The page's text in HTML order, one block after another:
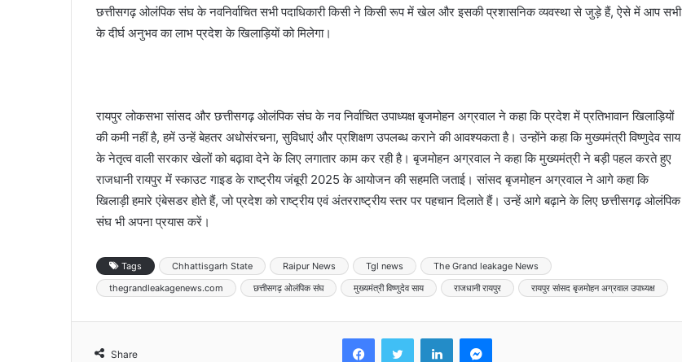
छत्तीसगढ़ ओलंपिक संघ के नवनिर्वाचित सभी पदाधिकारी किसी ने किसी रूप में खेल और इसकी प्रशासनिक व्यवस्था से जुड़े हैं, ऐसे में आप सभी
के दीर्घ अनुभव का लाभ प्रदेश के खिलाड़ियों को मिलेगा।
रायपुर लोकसभा सांसद और छत्तीसगढ़ ओलंपिक संघ के नव निर्वाचित उपाध्यक्ष बृजमोहन अग्रवाल ने कहा कि प्रदेश में प्रतिभावान खिलाड़ियों
की कमी नहीं है, हमें उन्हें बेहतर अधोसंरचना, सुविधाएं और प्रशिक्षण उपलब्ध कराने की आवश्यकता है। उन्होंने कहा कि मुख्यमंत्री विष्णुदेव साय
के नेतृत्व वाली सरकार खेलों को बढ़ावा देने के लिए लगातार काम कर रही है। बृजमोहन अग्रवाल ने कहा कि मुख्यमंत्री ने बड़ी पहल करते हुए
राजधानी रायपुर में स्काउट गाइड के राष्ट्रीय जंबूरी 2025 के आयोजन की सहमति जताई। सांसद बृजमोहन अग्रवाल ने आगे कहा कि
खिलाड़ी हमारे एंबेसडर होते हैं, जो प्रदेश को राष्ट्रीय एवं अंतरराष्ट्रीय स्तर पर पहचान दिलाते हैं। उन्हें आगे बढ़ाने के लिए छत्तीसगढ़ ओलंपिक
संघ भी अपना प्रयास करें।
Tags Chhattisgarh State Raipur News Tgl news
The Grand leakage News
thegrandleakagenews.com
छत्तीसगढ़ ओलंपिक संघ मुख्यमंत्री विष्णुदेव साय राजधानी रायपुर रायपुर सांसद बृजमोहन अग्रवाल उपाध्यक्ष
Share
FacebookTwitter LinkedInMessenger